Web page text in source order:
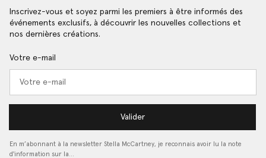
Inscrivez-vous et soyez parmi les premiers à être informés des
événements exclusifs, à découvrir les nouvelles collections et
nos dernières créations.
Votre e-mail
Valider
En m’abonnant à la newsletter Stella McCartney, je reconnais avoir lu la note
d'information sur la…